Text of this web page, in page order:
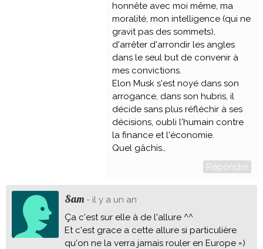
honnête avec moi même, ma
moralité, mon intelligence (qui ne
gravit pas des sommets),
d'arrêter d'arrondir les angles
dans le seul but de convenir à
mes convictions.
Elon Musk s'est noyé dans son
arrogance, dans son hubris, il
décide sans plus réfléchir à ses
décisions, oubli l'humain contre
la finance et l'économie.
Quel gâchis…
Répondre
Sam- il y a un an
Ça c'est sur elle à de l'allure ^^
Et c'est grace a cette allure si particulière
qu'on ne la verra jamais rouler en Europe =)